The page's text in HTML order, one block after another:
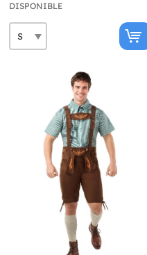
DISPONIBLE